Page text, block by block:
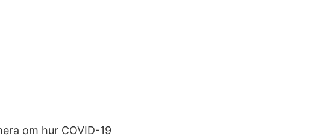
om hur COVID-19